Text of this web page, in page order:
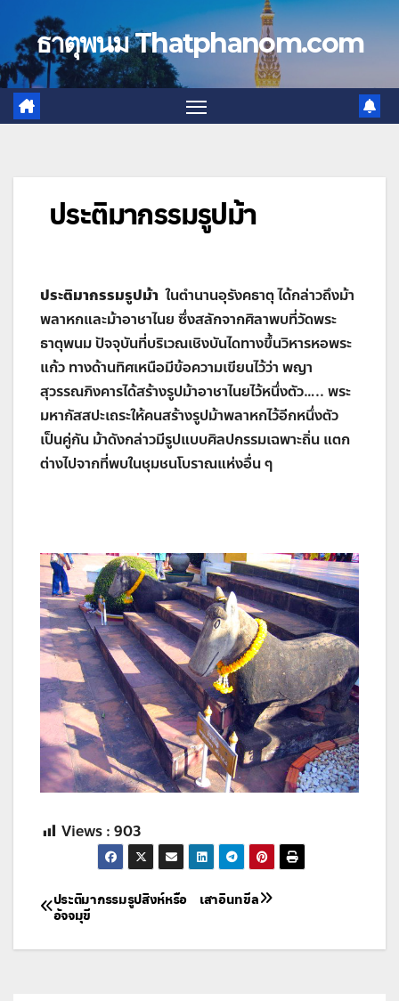
contentธาตุพนม Thatphanom.com
ประติมากรรมรูปม้า
ประติมากรรมรูปม้า ในตำนานอุรังคธาตุ ได้กล่าวถึงม้า
พลาหกและม้าอาชาไนย ซึ่งสลักจากศิลาพบที่วัดพระ
ธาตุพนม ปัจจุบันที่บริเวณเชิงบันไดทางขึ้นวิหารหอพระ
แก้ว ทางด้านทิศเหนือมีข้อความเขียนไว้ว่า พญา
สุวรรณภิงคารได้สร้างรูปม้าอาชาไนยไว้หนึ่งตัว….. พระ
มหากัสสปะเถระให้คนสร้างรูปม้าพลาหกไว้อีกหนึ่งตัว
เป็นคู่กัน ม้าดังกล่าวมีรูปแบบศิลปกรรมเฉพาะถิ่น แตก
ต่างไปจากที่พบในชุมชนโบราณแห่งอื่น ๆ
Views : 903
แนะแนว
เรื่อง
เสาอินทขีล
ประติมากรรมรูปสิงห์หรือ
อัจจมุขี